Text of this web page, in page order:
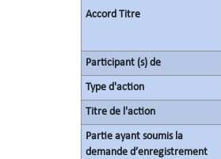
Accord Titre
Participant (s) de
Type d'action
Titre de l'action
Partie ayant soumis la
demande d’enregistrement